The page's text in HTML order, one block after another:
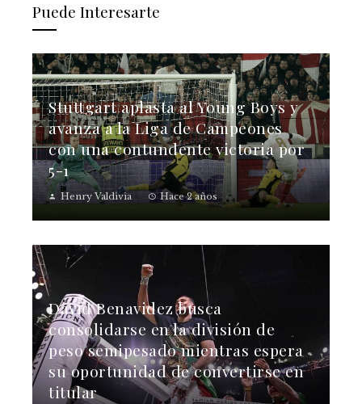
Puede Interesarte
Stuttgart aplasta al Young Boys y
avanza a la Liga de Campeones
con una contundente victoria por
5-1
Henry Valdivia Hace 2 años
David Benavidez busca
consolidarse en la división de
peso semipesado mientras espera
su oportunidad de convertirse en
titular